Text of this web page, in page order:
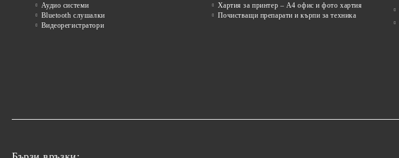
Аудио системи
Bluetooth слушалки
Видеорегистратори
Хартия за принтер – A4 офис и фото хартия
Почистващи препарати и кърпи за техника